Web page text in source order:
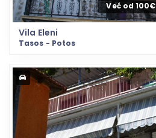
Već od 100€
Vila Eleni
Tasos - Potos